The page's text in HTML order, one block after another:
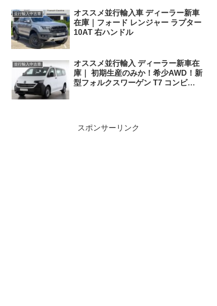
並行輸入中古車
オススメ並行輸入車 ディーラー新車
在庫｜フォード レンジャー ラプター
10AT 右ハンドル
並行輸入中古車
オススメ並行輸入 ディーラー新車在
庫｜ 初期生産のみか！希少AWD！新
型フォルクスワーゲン T7 コンビ
スポンサーリンク